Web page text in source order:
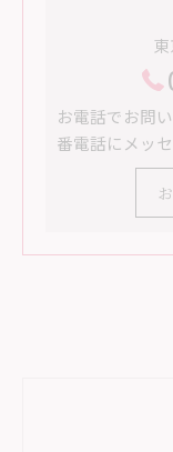
お電話でお問
番電話にメッ